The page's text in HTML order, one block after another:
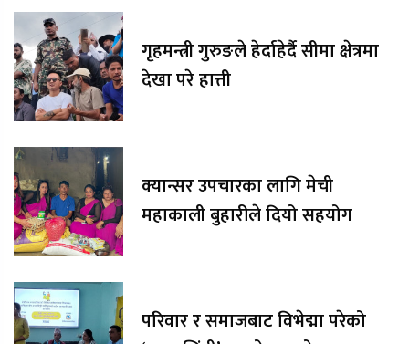
गृहमन्त्री गुरुङले हेर्दाहेर्दै सीमा क्षेत्रमा
देखा परे हात्ती
क्यान्सर उपचारका लागि मेची
महाकाली बुहारीले दियो सहयोग
परिवार र समाजबाट विभेद्मा परेको